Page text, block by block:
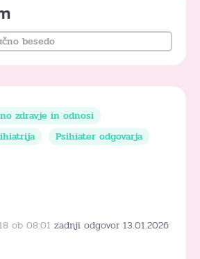
zdravje in odnosi
Psihiater odgovarja
ob 08:01 zadnji odgovor 13.01.2026